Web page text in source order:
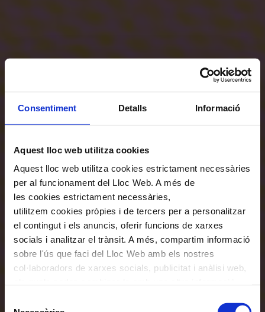
Consentiment Detalls Informació
Aquest lloc web utilitza cookies
Aquest lloc web utilitza cookies estrictament necessàries
per al funcionament del Lloc Web. A més de
les cookies estrictament necessàries,
utilitzem cookies pròpies i de tercers per a personalitzar
el contingut i els anuncis, oferir funcions de xarxes
socials i analitzar el trànsit. A més, compartim informació
sobre l'ús que faci del Lloc Web amb els nostres
col·laboradors de xarxes socials, publicitat i anàlisi web,